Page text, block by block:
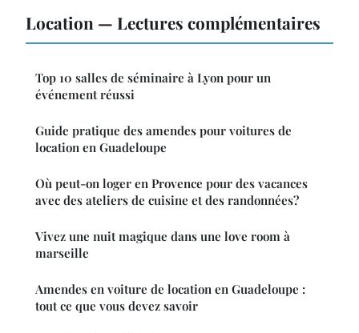
Location — Lectures complémentaires
Top 10 salles de séminaire à Lyon pour un
événement réussi
Guide pratique des amendes pour voitures de
location en Guadeloupe
Où peut-on loger en Provence pour des vacances
avec des ateliers de cuisine et des randonnées?
Vivez une nuit magique dans une love room à
marseille
Amendes en voiture de location en Guadeloupe :
tout ce que vous devez savoir